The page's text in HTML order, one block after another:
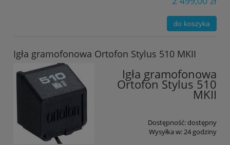
do koszyka
Igła gramofonowa Ortofon Stylus 510 MKII
Igła gramofonowa
Ortofon Stylus 510
MKII
Dostępność:dostępny
Wysyłka w: 24 godziny